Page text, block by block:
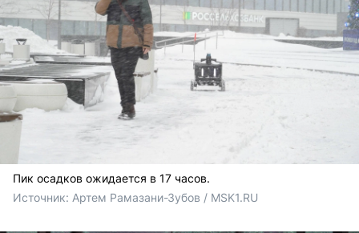
Пик осадков ожидается в 17 часов.
Источник: Артем Рамазани-Зубов / MSK1.RU